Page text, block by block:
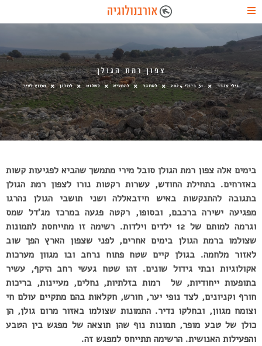
צפון רמת הגולן
גילי ענבר 31 ביולי 2024 לאתגר להמציא לשלוט לתכנן מחוץ לעיר
בימים אלה צפון רמת הגולן סובל מירי מתמשך שהביא לפגיעות קשות
באזרחים. בתחילת החודש, עשרות רקטות נורו לצפון רמת הגולן
בתגובה להתנקשות באיש חיזבאללה ושני תושבי הגולן נהרגו
מפגיעה ישירה ברכבם, ובסופו, רקטה פגעה במרכז מג’דל שמס
וגרמה למותם של 12 ילדים וילדות. רשימה זו מתייחסת לתמונות
שצולמו ברמת הגולן בימים אחרים, לפני שצפון הארץ הפך שוב
לאזור מלחמה. בגולן קיים שטח פתוח נרחב ובו מגוון מערכות
אקולוגיות ובתי גידול שונים. זהו שטח געשי רחב היקף, עשיר
בתופעות ייחודיות, של רמות בזלתיות, נחלים, מעיינות, בריכות
חורף וקניונים, לצד נופי יער, חורש, חקלאות בהם מתקיים עולם חי
וצומח מגוון, ובחלקו נדיר. התמונות שצולמו באזור מרום גולן, הן
כולן של טבע מופר, תמונות נוף שהן תוצאה של מפגש בין הטבע
והפעילות האנושית. הרשימה תתייחס למפגש זה.